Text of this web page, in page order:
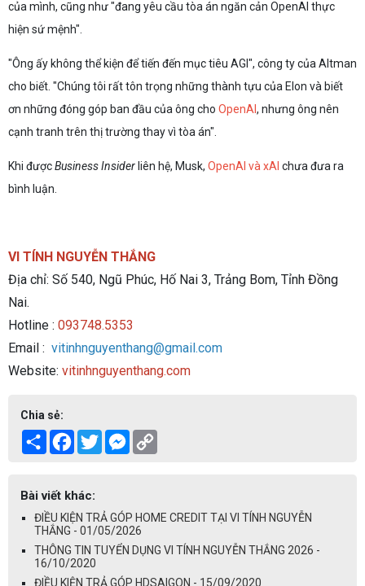
của mình, cũng như "đang yêu cầu tòa án ngăn cản OpenAI thực
hiện sứ mệnh".
"Ông ấy không thể kiện để tiến đến mục tiêu AGI", công ty của Altman
cho biết. "Chúng tôi rất tôn trọng những thành tựu của Elon và biết
ơn những đóng góp ban đầu của ông cho OpenAI , nhưng ông nên
cạnh tranh trên thị trường thay vì tòa án".
Khi đượcBusiness Insider liên hệ, Musk, OpenAI và xAI chưa đưa ra
bình luận.
VI TÍNH NGUYỄN THẮNG
Địa chỉ: Số 540, Ngũ Phúc, Hố Nai 3, Trảng Bom, Tỉnh Đồng
Nai.
Hotline : 093748.5353
Email : vitinhnguyenthang@gmail.com
Website: vitinhnguyenthang.com
Chia sẻ:
Share Facebook
TwitterMessenger
Bài viết khác:
ĐIỀU KIỆN TRẢ GÓP HOME CREDIT TẠI VI TÍNH NGUYỄN
THẮNG - 01/05/2026
THÔNG TIN TUYỂN DỤNG VI TÍNH NGUYỄN THẮNG 2026 -
16/10/2020
ĐIỀU KIỆN TRẢ GÓP HDSAIGON - 15/09/2020